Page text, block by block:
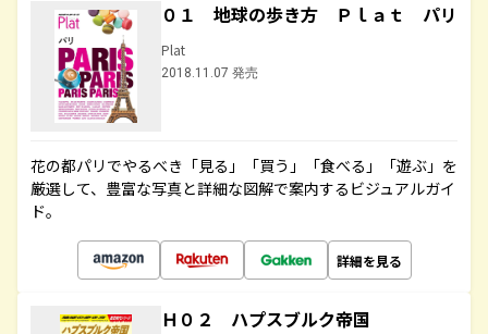
０１ 地球の歩き方 Ｐｌａｔ パリ
Plat
2018.11.07 発売
花の都パリでやるべき「見る」「買う」「食べる」「遊ぶ」を
厳選して、豊富な写真と詳細な図解で案内するビジュアルガイ
ド。
詳細を見る
Ｈ０２ ハプスブルク帝国